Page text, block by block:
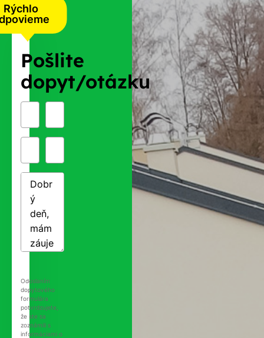
Rýchlo
Pošlite
dopyt/otázku
Odoslaním
dopytového
formulára
potvrdzujete,
že ste sa
zoznámili s
informáciami o